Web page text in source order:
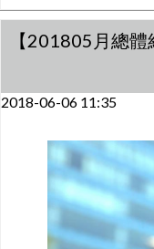
【201805月總
2018-06-06 11:35